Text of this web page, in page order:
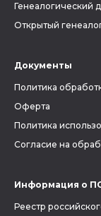
Генеалогический
Открытый
Документы
Политика
Оферта
Политика
Согласие на
Информация о
Реестр